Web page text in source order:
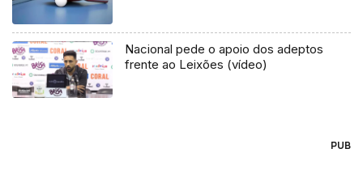
Nacional pede o apoio dos adeptos
frente ao Leixões (vídeo)
PUB